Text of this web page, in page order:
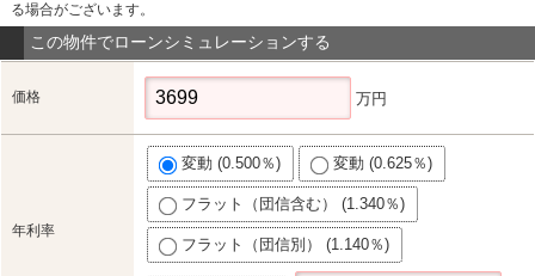
る場合がございます。
この物件でローンシミュレーションする
価格 万円
年利率
変動 (0.500％) 変動 (0.625％)
フラット（団信含む） (1.340％)
フラット（団信別） (1.140％)